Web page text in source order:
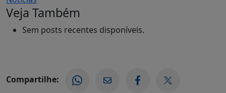
Veja Também
Sem posts recentes disponíveis.
Compartilhe: